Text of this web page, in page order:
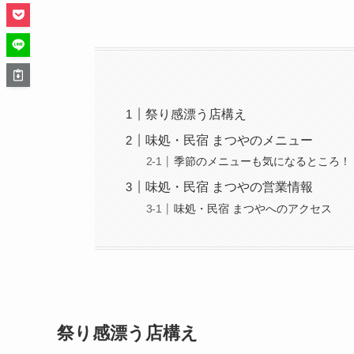
祭り感漂う店構え
味処・民宿 まつやのメニュー
季節のメニューも気になるところ！
味処・民宿 まつやの営業情報
味処・民宿 まつやへのアクセス
祭り感漂う店構え